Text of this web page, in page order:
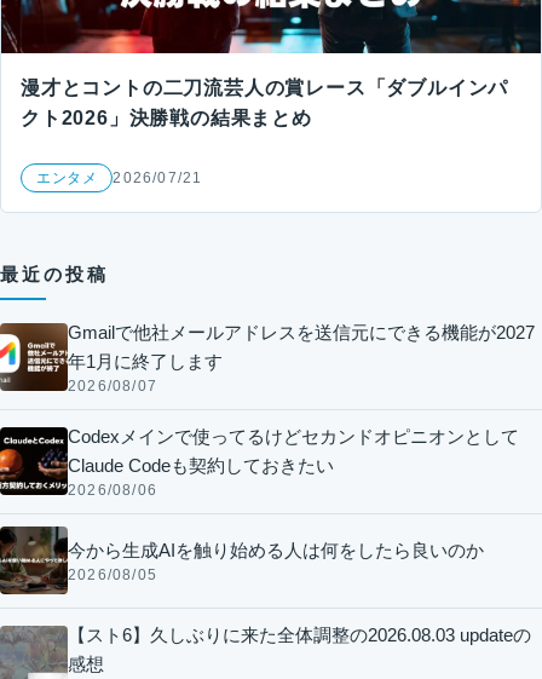
漫才とコントの二刀流芸人の賞レース「ダブルインパ
クト2026」決勝戦の結果まとめ
エンタメ 2026/07/21
最近の投稿
Gmailで他社メールアドレスを送信元にできる機能が2027
年1月に終了します
2026/08/07
Codexメインで使ってるけどセカンドオピニオンとして
Claude Codeも契約しておきたい
2026/08/06
今から生成AIを触り始める人は何をしたら良いのか
2026/08/05
【スト6】久しぶりに来た全体調整の2026.08.03 updateの
感想